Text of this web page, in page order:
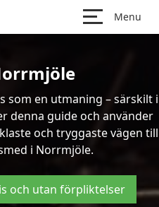
Menu
som en utmaning – särskilt i
denna guide och använder
och tryggaste vägen till
i Norrmjöle.
och utan förpliktelser